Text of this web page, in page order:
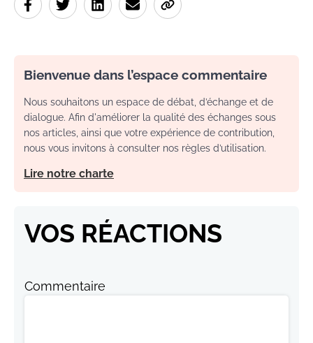
Bienvenue dans l’espace commentaire
Nous souhaitons un espace de débat, d’échange et de
dialogue. Afin d'améliorer la qualité des échanges sous
nos articles, ainsi que votre expérience de contribution,
nous vous invitons à consulter nos règles d’utilisation.
Lire notre charte
VOS RÉACTIONS
Commentaire